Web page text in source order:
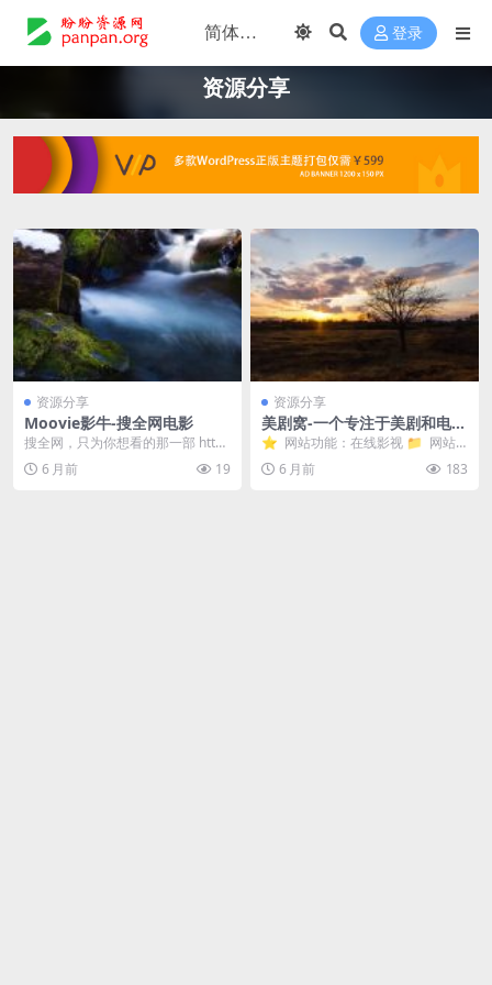
登录
资源分享
资源分享
Moovie影牛-搜全网电影
搜全网，只为你想看的那一部 http
s://moovie.c2v2.com/
6 月前 19
资源分享
美剧窝-一个专注于美剧和电影
资源分享的网站
⭐️ 网站功能：在线影视 📁 网站
简介：一个专注于美剧和电影资源
分享的网站，...
6 月前 183